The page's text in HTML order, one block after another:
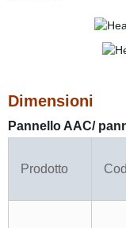
Dimensioni
Pannello AAC/
Prodotto